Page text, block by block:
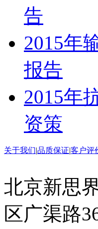
告
2015年
报告
2015年
资策
关于我们|品质保证|客户评
北京新思
区广渠路